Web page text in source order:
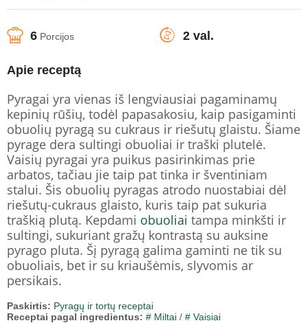
6 Porcijos 2 val.
Apie receptą
Pyragai yra vienas iš lengviausiai pagaminamų
kepinių rūšių, todėl papasakosiu, kaip pasigaminti
obuolių pyragą su cukraus ir riešutų glaistu. Šiame
pyrage dera sultingi obuoliai ir traški plutelė.
Vaisių pyragai yra puikus pasirinkimas prie
arbatos, tačiau jie taip pat tinka ir šventiniam
stalui. Šis obuolių pyragas atrodo nuostabiai dėl
riešutų-cukraus glaisto, kuris taip pat sukuria
traškią plutą. Kepdami obuoliai tampa minkšti ir
sultingi, sukuriant gražų kontrastą su auksine
pyrago pluta. Šį pyragą galima gaminti ne tik su
obuoliais, bet ir su kriaušėmis, slyvomis ar
persikais.
Paskirtis: Pyragų ir tortų receptai
Receptai pagal ingredientus: # Miltai / # Vaisiai